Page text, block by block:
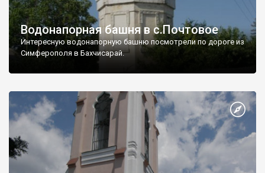
Водонапорная башня в с.Почтовое
Интересную водонапорную башню посмотрели по дороге из
Симферополя в Бахчисарай.